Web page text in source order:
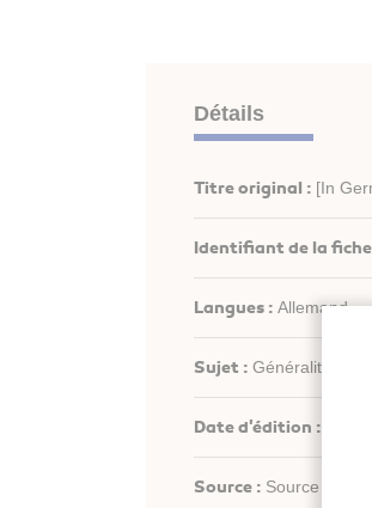
Détails
Titre original : [In
Identifiant de la
Langues : Allemand
Sujet : Généralités
Date d'édition :
Source : Source :